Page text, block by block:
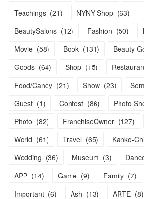
Teachings (21) NYNY Shop (63)
BeautySalons (12) Fashion (50)
Movie (58) Book (131) Beauty
Goods (64) Shop (15) Restauran
Food/Candy (21) Show (23)
Guest (1) Contest (86) Photo
Photo (82) FranchiseOwner (127)
World (61) Travel (65) Kanko-Chi
Wedding (36) Museum (3)
APP (14) Game (9) Family (7)
Important (6) Ash (13) ARTE (8)